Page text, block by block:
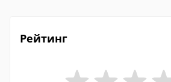
Рейтинг